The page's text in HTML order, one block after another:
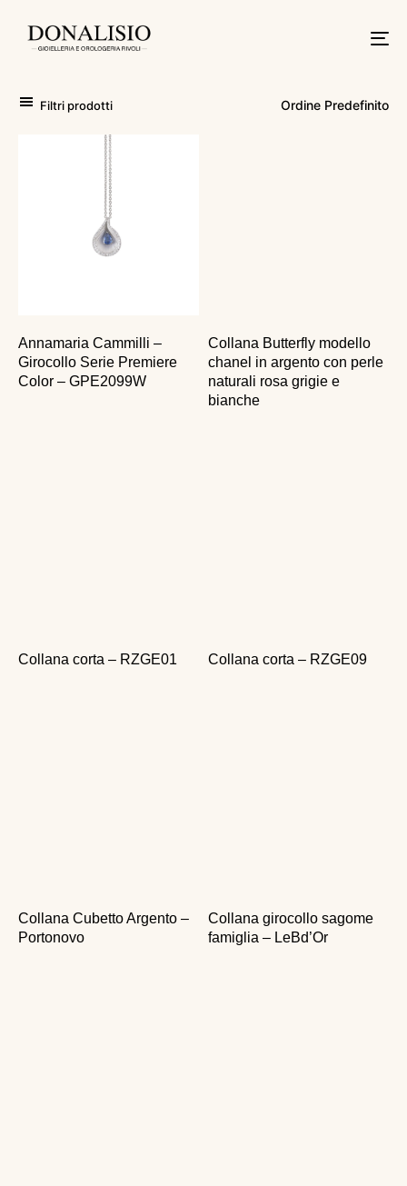
Filtri prodotti
Annamaria Cammilli –
Girocollo Serie Premiere
Color – GPE2099W
Collana Butterfly modello
chanel in argento con perle
naturali rosa grigie e
bianche
Collana corta – RZGE01 Collana corta – RZGE09
Collana Cubetto Argento –
Portonovo
Collana girocollo sagome
famiglia – LeBd’Or